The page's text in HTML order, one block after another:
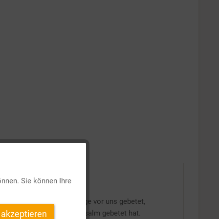
als Jesus hat ihn lange vor uns gebetet,
hat, als er diesen 22. Psalm gebetet hat.
Sie können Ihre